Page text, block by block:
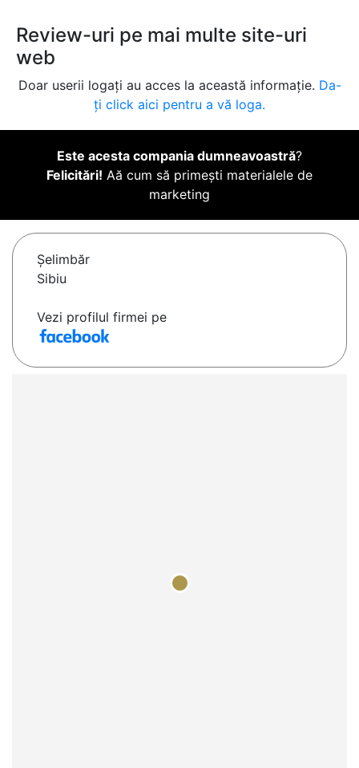
Review-uri pe mai multe site-uri
web
Doar userii logați au acces la această informație. Da-
ți click aici pentru a vă loga.
Este acesta compania dumneavoastră?
Felicitări! Aă cum să primești materialele de
marketing
Şelimbăr
Sibiu
Vezi profilul firmei pe